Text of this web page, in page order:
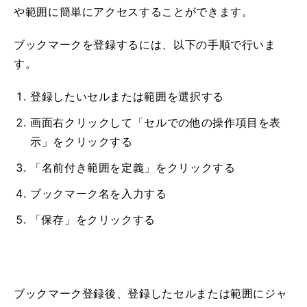
や範囲に簡単にアクセスすることができます。
ブックマークを登録するには、以下の手順で行いま
す。
登録したいセルまたは範囲を選択する
画面右クリックして「セルでの他の操作項目を表
示」をクリックする
「名前付き範囲を定義」をクリックする
ブックマーク名を入力する
「保存」をクリックする
ブックマーク登録後、登録したセルまたは範囲にジャ